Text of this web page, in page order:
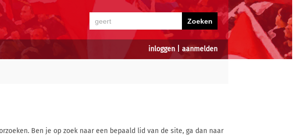
inloggen| aanmelden
Ben je op zoek naar een bepaald lid van de site, ga dan naar